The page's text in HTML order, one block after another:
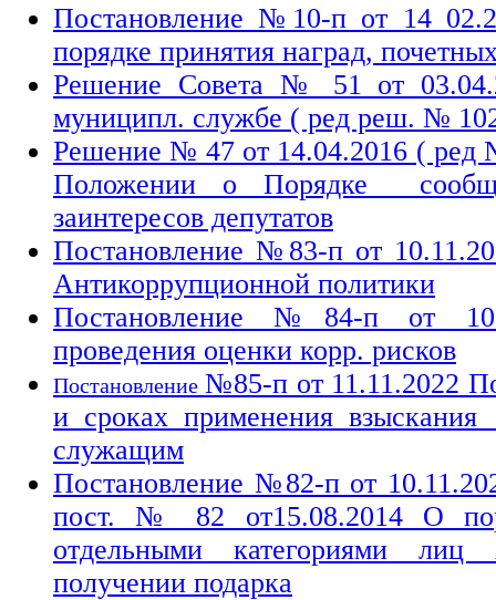
Постановление №10-п от 14
порядке принятия наград,
Решение Совета № 51 от
муниципл. службе ( ред реш. №
Решение № 47 от 14.04.2016 ( ред
Положении о Порядке
заинтересов депутатов
Постановление №83-п от
Антикоррупционной политики
Постановление №84-п от
проведения оценки корр. рисков
Постановление №85-п от 11.11.2022
и сроках применения
служащим
Постановление №82-п от
пост. № 82 от15.08.2014 О
отдельными категориями лиц
получении подарка